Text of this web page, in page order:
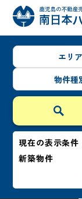
エリア
物件種
現在の表示条件
新築物件